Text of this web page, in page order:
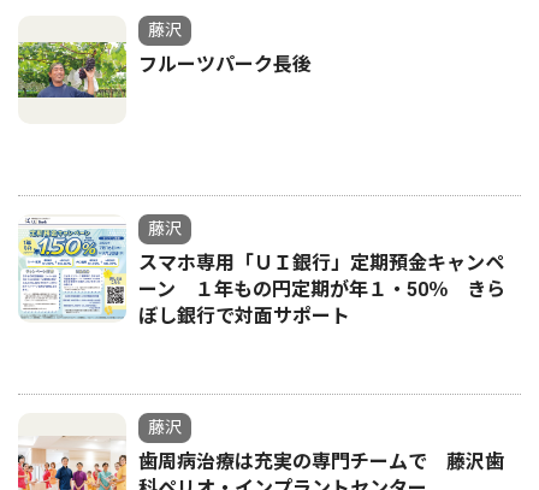
藤沢
フルーツパーク長後
藤沢
スマホ専用「ＵＩ銀行」定期預金キャンペ
ーン １年もの円定期が年１・50％ きら
ぼし銀行で対面サポート
藤沢
歯周病治療は充実の専門チームで 藤沢歯